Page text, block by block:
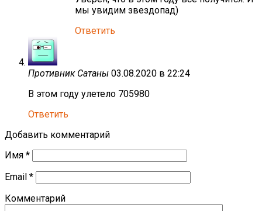
мы увидим звездопад)
Ответить
Противник Сатаны 03.08.2020 в 22:24
В этом году улетело 705980
Ответить
Добавить комментарий
Имя *
Email *
Комментарий